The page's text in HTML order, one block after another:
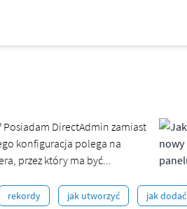
Posiadam DirectAdmin zamiast
konfiguracja polega na
przez który ma być...
rekordy jak utworzyć jak dodać